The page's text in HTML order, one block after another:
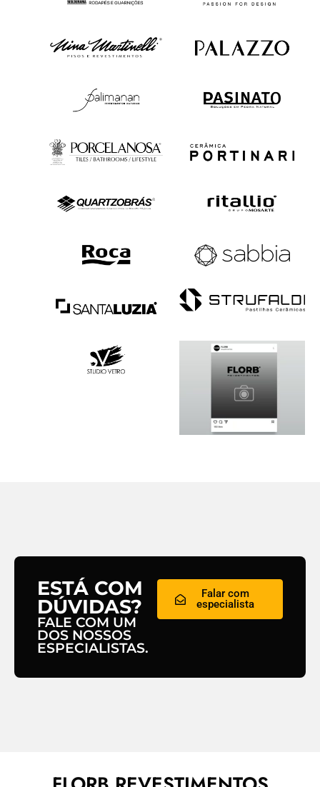
ESTÁ COM
DÚVIDAS?
FALE COM UM
DOS NOSSOS
ESPECIALISTAS.
Falar com
especialista